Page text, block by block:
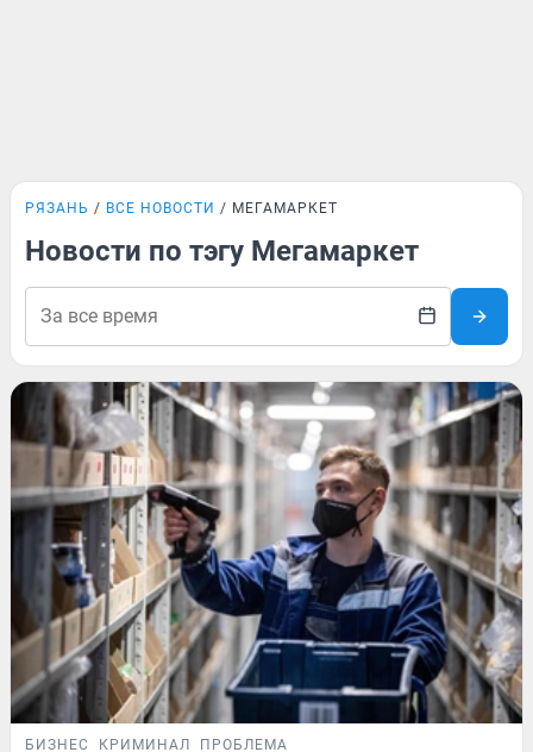
РЯЗАНЬ ВСЕ НОВОСТИ МЕГАМАРКЕТ
Новости по тэгу Мегамаркет
БИЗНЕС КРИМИНАЛ ПРОБЛЕМА